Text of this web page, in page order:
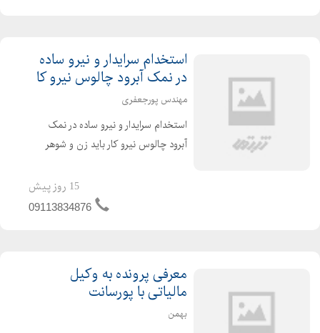
استخدام سرایدار و نیرو ساده
در نمک آبرود چالوس نیرو کا
مهندس پورجعفری
استخدام سرایدار و نیرو ساده در نمک
آبرود چالوس نیرو کار باید زن و شوهر
باشند وظایف آقا امور باغبانی و رانندگی
جهت منزل خانم امور داخل منزل
15 روز پیش
09113834876
معرفی پرونده به وکیل
مالیاتی با پورسانت
بهمن